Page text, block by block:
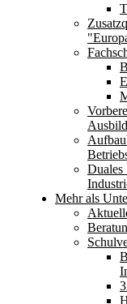
Duales
Mehr als